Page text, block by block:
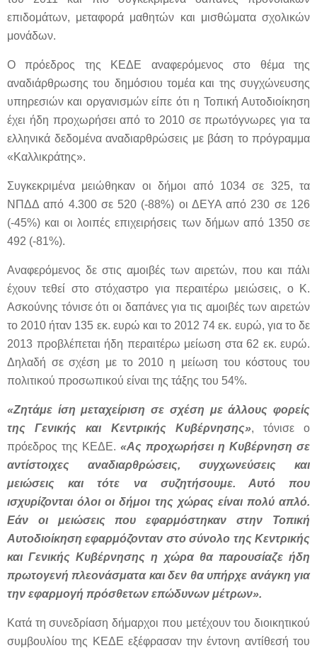
επιδομάτων, μεταφορά μαθητών και μισθώματα σχολικών
μονάδων.
Ο πρόεδρος της ΚΕΔΕ αναφερόμενος στο θέμα της
αναδιάρθρωσης του δημόσιου τομέα και της συγχώνευσης
υπηρεσιών και οργανισμών είπε ότι η Τοπική Αυτοδιοίκηση
έχει ήδη προχωρήσει από το 2010 σε πρωτόγνωρες για τα
ελληνικά δεδομένα αναδιαρθρώσεις με βάση το πρόγραμμα
«Καλλικράτης».
Συγκεκριμένα μειώθηκαν οι δήμοι από 1034 σε 325, τα
ΝΠΔΔ από 4.300 σε 520 (-88%) οι ΔΕΥΑ από 230 σε 126
(-45%) και οι λοιπές επιχειρήσεις των δήμων από 1350 σε
492 (-81%).
Αναφερόμενος δε στις αμοιβές των αιρετών, που και πάλι
έχουν τεθεί στο στόχαστρο για περαιτέρω μειώσεις, ο Κ.
Ασκούνης τόνισε ότι οι δαπάνες για τις αμοιβές των αιρετών
το 2010 ήταν 135 εκ. ευρώ και το 2012 74 εκ. ευρώ, για το δε
2013 προβλέπεται ήδη περαιτέρω μείωση στα 62 εκ. ευρώ.
Δηλαδή σε σχέση με το 2010 η μείωση του κόστους του
πολιτικού προσωπικού είναι της τάξης του 54%.
«Ζητάμε ίση μεταχείριση σε σχέση με άλλους φορείς
της Γενικής και Κεντρικής Κυβέρνησης», τόνισε ο
πρόεδρος της ΚΕΔΕ. «Ας προχωρήσει η Κυβέρνηση σε
αντίστοιχες αναδιαρθρώσεις, συγχωνεύσεις και
μειώσεις και τότε να συζητήσουμε. Αυτό που
ισχυρίζονται όλοι οι δήμοι της χώρας είναι πολύ απλό.
Εάν οι μειώσεις που εφαρμόστηκαν στην Τοπική
Αυτοδιοίκηση εφαρμόζονταν στο σύνολο της Κεντρικής
και Γενικής Κυβέρνησης η χώρα θα παρουσίαζε ήδη
πρωτογενή πλεονάσματα και δεν θα υπήρχε ανάγκη για
την εφαρμογή πρόσθετων επώδυνων μέτρων».
Κατά τη συνεδρίαση δήμαρχοι που μετέχουν του διοικητικού
συμβουλίου της ΚΕΔΕ εξέφρασαν την έντονη αντίθεσή του